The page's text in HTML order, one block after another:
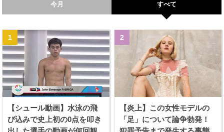
今月 すべて
【シュール動画】水泳の飛
び込みで史上初の0点を叩き
【炎上】この女性モデルの
「足」について論争勃発！